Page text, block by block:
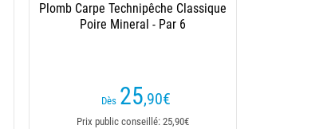
Plomb Carpe Technipêche Classique
Poire Mineral - Par 6
Dès 25,90€
Prix public conseillé: 25,90€